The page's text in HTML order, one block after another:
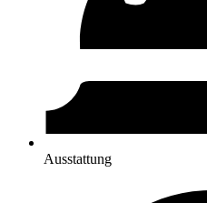
Ausstattung